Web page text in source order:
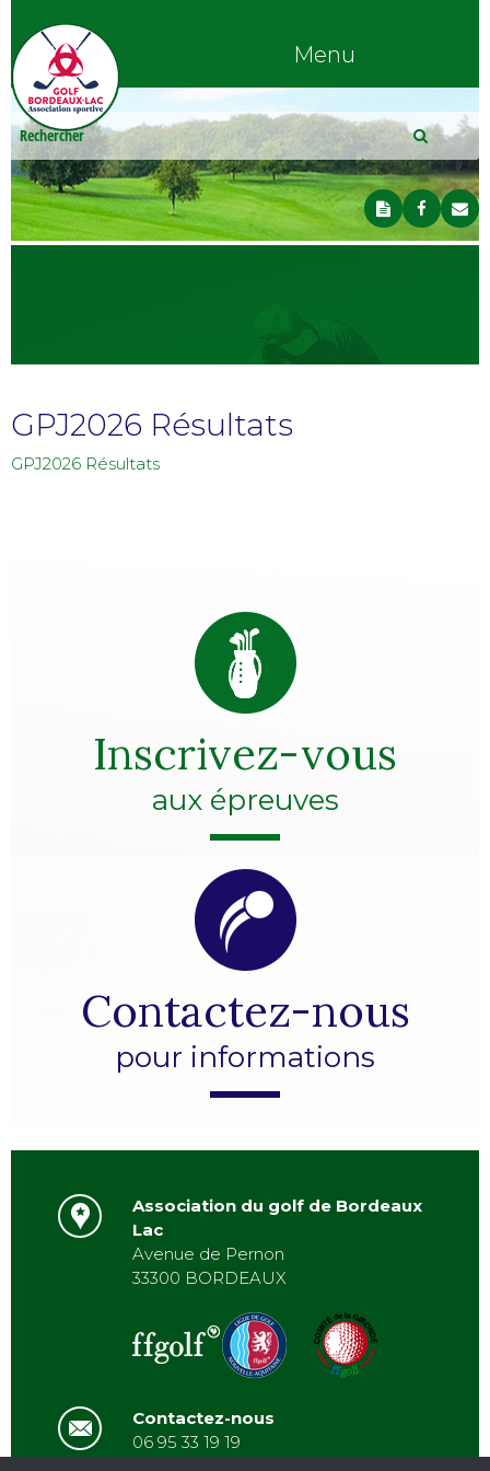
Menu
GPJ2026 Résultats
GPJ2026 Résultats
Inscrivez-vous
aux épreuves
Contactez-nous
pour informations
Association du golf de Bordeaux
Lac
Avenue de Pernon
33300 BORDEAUX
Contactez-nous
06 95 33 19 19